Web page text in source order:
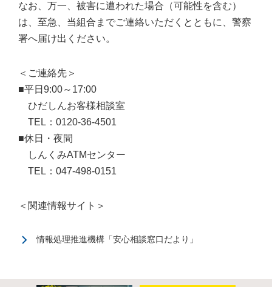
なお、万一、被害に遭われた場合（可能性を含む）
は、至急、当組合までご連絡いただくとともに、警察
署へ届け出ください。
＜ご連絡先＞
■平日9:00～17:00
ひだしんお客様相談室
TEL：0120-36-4501
■休日・夜間
しんくみATMセンター
TEL：047-498-0151
＜関連情報サイト＞
情報処理推進機構「安心相談窓口だより」